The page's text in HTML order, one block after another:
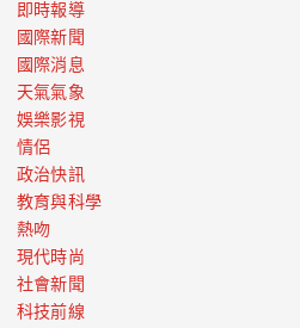
即時報導
國際新聞
國際消息
天氣氣象
娛樂影視
情侶
政治快訊
教育與科學
熱吻
現代時尚
社會新聞
科技前線